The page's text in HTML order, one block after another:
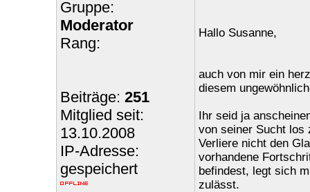
Gruppe:
Moderator
Rang:
Beiträge: 251
Mitglied seit:
13.10.2008
IP-Adresse:
gespeichert
Hallo Susanne,
auch von mir ein
diesem
Ihr seid ja
von seiner Sucht los
Verliere nicht den
vorhandene
befindest, legt sich
zulässt.